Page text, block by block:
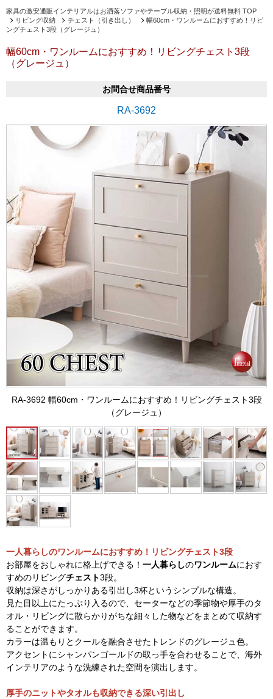
家具の激安通販インテリアルはお洒落ソファやテーブル収納・照明が送料無料 TOP
リビング収納
チェスト（引き出し）
幅60cm・ワンルームにおすすめ！リビ
ングチェスト3段（グレージュ）
幅60cm・ワンルームにおすすめ！リビングチェスト3段
（グレージュ）
お問合せ商品番号
RA-3692
RA-3692 幅60cm・ワンルームにおすすめ！リビングチェスト3段
（グレージュ）
一人暮らしのワンルームにおすすめ！リビングチェスト3段
お部屋をおしゃれに格上げできる！ 一人暮らしのワンルームにおす
すめのリビングチェスト3段。
収納は深さがしっかりある引出し3杯というシンプルな構造。
見た目以上にたっぷり入るので、セーターなどの季節物や厚手のタ
オル・リビングに散らかりがちな細々した物などをまとめて収納す
ることができます。
カラーは温もりとクールを融合させたトレンドのグレージュ色。
アクセントにシャンパンゴールドの取っ手を合わせることで、海外
インテリアのような洗練された空間を演出します。
厚手のニットやタオルも収納できる深い引出し